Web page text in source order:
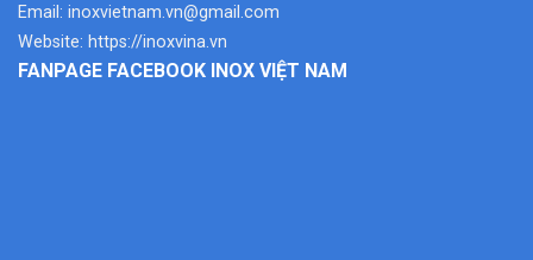
Email: inoxvietnam.vn@gmail.com
Website: https://inoxvina.vn
FANPAGE FACEBOOK INOX VIỆT NAM